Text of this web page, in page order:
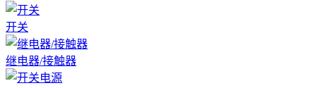
开关
继电器/接触器